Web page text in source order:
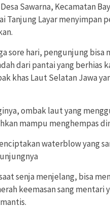
Sawarna, Kecamatan
Tanjung Layar menyimpan
sore hari, pengunjung bisa
dari pantai yang berhias
khas Laut Selatan Jawa
ombak laut yang
mampu menghempas
waterblow yang
senja menjelang, bisa
keemasan sang mentari